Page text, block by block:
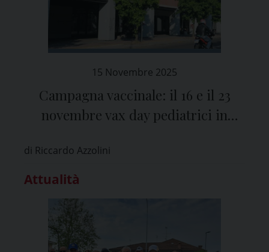
15 Novembre 2025
Campagna vaccinale: il 16 e il 23
novembre vax day pediatrici in
di Riccardo Azzolini
Attualità